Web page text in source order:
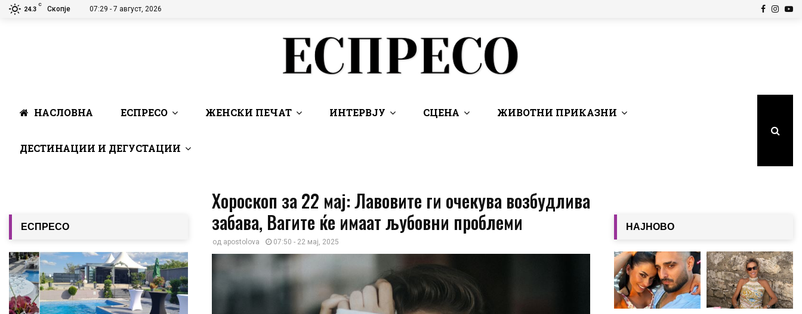
24.3
C
Скопје 07:29 - 7 август, 2026 Facebook
НАСЛОВНА ЕСПРЕСО ЖЕНСКИ ПЕЧАТ ИНТЕРВЈУ СЦЕНА ЖИВОТНИ ПРИКАЗНИ
ДЕСТИНАЦИИ И ДЕГУСТАЦИИ
Хороскоп за 22 мај: Лавовите ги очекува возбудлива
забава, Вагите ќе имаат љубовни проблеми
од apostolova 07:50 - 22 мај, 2025
ЕСПРЕСО НАЈНОВО